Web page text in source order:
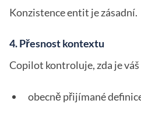
Konzistence entit je zásadní.
4. Přesnost kontextu
Copilot kontroluje, zda je váš
obecně přijímané